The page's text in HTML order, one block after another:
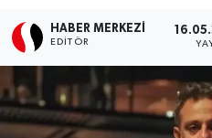
HABER MERKEZI
EDITÖR